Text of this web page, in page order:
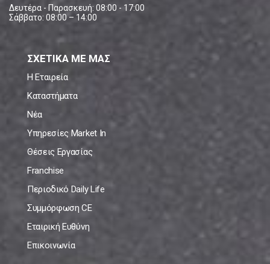
Δευτέρα - Παρασκευή: 08:00 - 17:00
Σάββατο: 08:00 – 14:00
ΣΧΕΤΙΚΑ ΜΕ ΜΑΣ
Η Εταιρεία
Καταστήματα
Νέα
Υπηρεσίες Market In
Θέσεις Εργασίας
Franchise
Περιοδικό Daily Life
Συμμόρφωση CE
Εταιρική Ευθύνη
Επικοινωνία